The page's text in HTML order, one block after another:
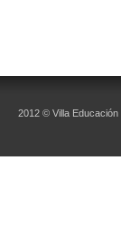
2012 © Villa Educación